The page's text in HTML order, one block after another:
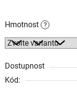
Hmotnost ?
Dostupnost
Kód: